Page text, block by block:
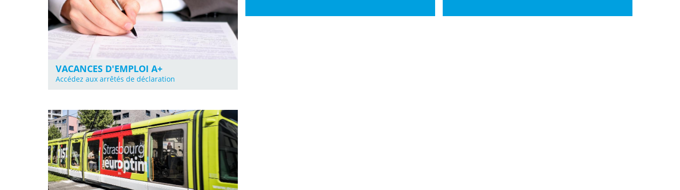
VACANCES D'EMPLOI A+
Accédez aux arrêtés de déclaration